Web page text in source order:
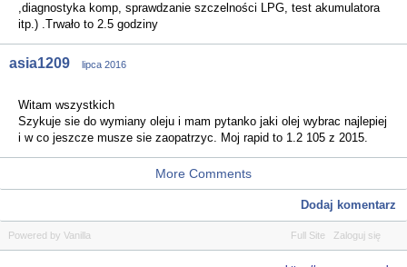
,diagnostyka komp, sprawdzanie szczelności LPG, test akumulatora
itp.) .Trwało to 2.5 godziny
asia1209 lipca 2016
Witam wszystkich
Szykuje sie do wymiany oleju i mam pytanko jaki olej wybrac najlepiej
i w co jeszcze musze sie zaopatrzyc. Moj rapid to 1.2 105 z 2015.
More Comments
Dodaj komentarz
Full Site Zaloguj się
Powered by Vanilla